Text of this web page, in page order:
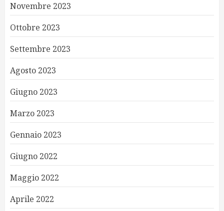
Novembre 2023
Ottobre 2023
Settembre 2023
Agosto 2023
Giugno 2023
Marzo 2023
Gennaio 2023
Giugno 2022
Maggio 2022
Aprile 2022